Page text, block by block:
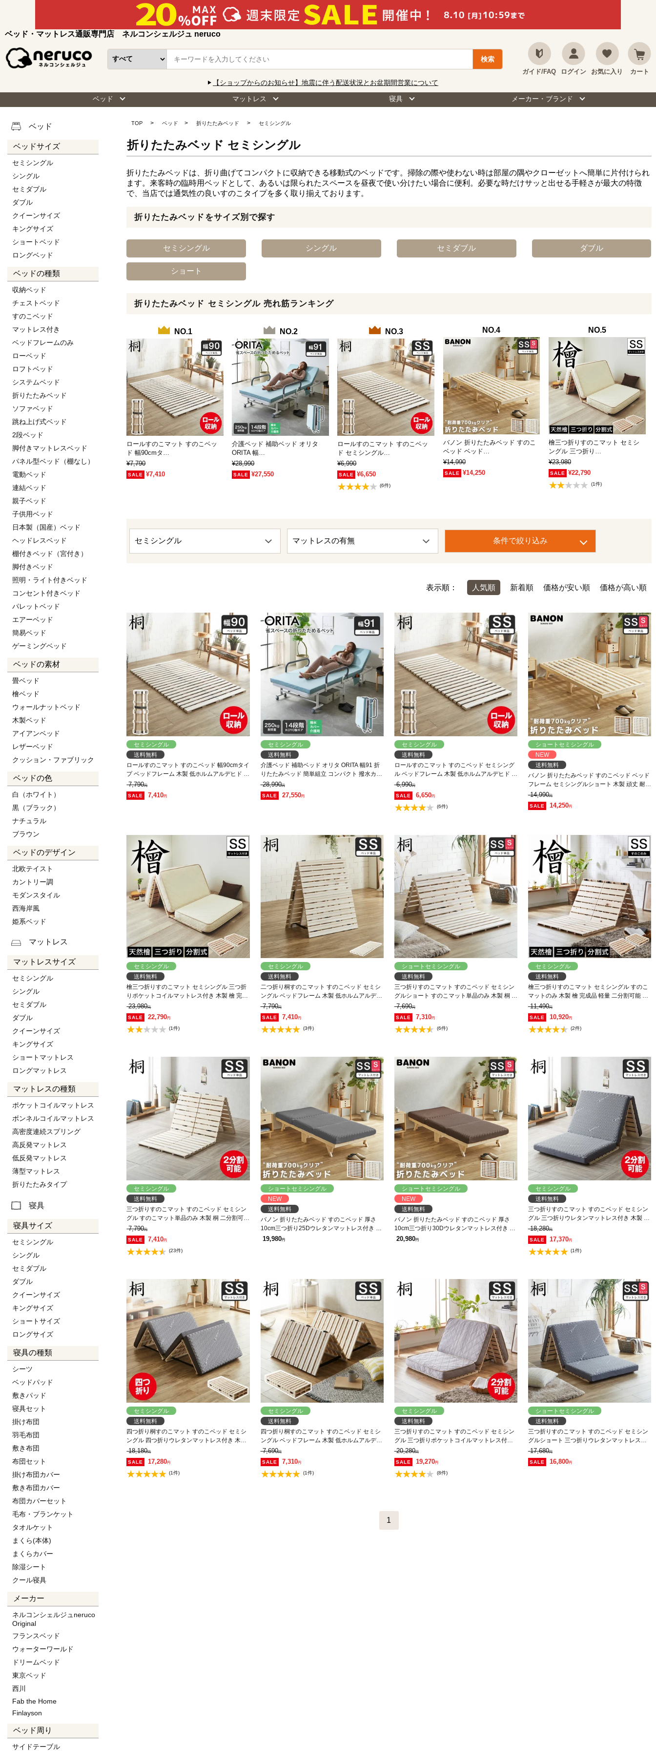
ベッド・マットレス通販専門店 ネルコンシェルジュ neruco
ガイド/FAQ ログイン お気に入り カート
【ショップからのお知らせ】地震に伴う配送状況とお盆期間営業について
ベッド マットレス 寝具 メーカー・ブランド
ベッド
ベッドサイズ
セミシングル
シングル
セミダブル
ダブル
クイーンサイズ
キングサイズ
ショートベッド
ロングベッド
ベッドの種類
収納ベッド
チェストベッド
すのこベッド
マットレス付き
ベッドフレームのみ
ローベッド
ロフトベッド
システムベッド
折りたたみベッド
ソファベッド
跳ね上げ式ベッド
2段ベッド
脚付きマットレスベッド
パネル型ベッド（棚なし）
電動ベッド
連結ベッド
親子ベッド
子供用ベッド
日本製（国産）ベッド
ヘッドレスベッド
棚付きベッド（宮付き）
脚付きベッド
照明・ライト付きベッド
コンセント付きベッド
パレットベッド
エアーベッド
簡易ベッド
ゲーミングベッド
ベッドの素材
畳ベッド
檜ベッド
ウォールナットベッド
木製ベッド
アイアンベッド
レザーベッド
クッション・ファブリック
ベッドの色
白（ホワイト）
黒（ブラック）
ナチュラル
ブラウン
ベッドのデザイン
北欧テイスト
カントリー調
モダンスタイル
西海岸風
姫系ベッド
マットレス
マットレスサイズ
セミシングル
シングル
セミダブル
ダブル
クイーンサイズ
キングサイズ
ショートマットレス
ロングマットレス
マットレスの種類
ポケットコイルマットレス
ボンネルコイルマットレス
高密度連続スプリング
高反発マットレス
低反発マットレス
薄型マットレス
折りたたみタイプ
寝具
寝具サイズ
セミシングル
シングル
セミダブル
ダブル
クイーンサイズ
キングサイズ
ショートサイズ
ロングサイズ
寝具の種類
シーツ
ベッドパッド
敷きパッド
寝具セット
掛け布団
羽毛布団
敷き布団
布団セット
掛け布団カバー
敷き布団カバー
布団カバーセット
毛布・ブランケット
タオルケット
まくら(本体)
まくらカバー
除湿シート
クール寝具
メーカー
ネルコンシェルジュneruco
Original
フランスベッド
ウォーターワールド
ドリームベッド
東京ベッド
西川
Fab the Home
Finlayson
ベッド周り
サイドテーブル
TOP ベッド 折りたたみベッド セミシングル
折りたたみベッド セミシングル
折りたたみベッドは、折り曲げてコンパクトに収納できる移動式のベッドです。掃除の際や使わない時は部屋の隅やクローゼットへ簡単に片付けられ
ます。来客時の臨時用ベッドとして、あるいは限られたスペースを昼夜で使い分けたい場合に便利。必要な時だけサッと出せる手軽さが最大の特徴
で、当店では通気性の良いすのこタイプを多く取り揃えております。
折りたたみベッドをサイズ別で探す
セミシングル シングル セミダブル ダブル
ショート
折りたたみベッド セミシングル 売れ筋ランキング
NO.1
ロールすのこマット すのこベッ
ド 幅90cmタ…
¥7,790
¥7,410
NO.2
介護ベッド 補助ベッド オリタ
ORITA 幅…
¥28,990
¥27,550
NO.3
ロールすのこマット すのこベッ
ド セミシングル…
¥6,990
¥6,650
(6件)
NO.4
バノン 折りたたみベッド すのこ
ベッド ベッド…
¥14,990
¥14,250
NO.5
檜三つ折りすのこマット セミシ
ングル 三つ折り…
¥23,980
¥22,790
(1件)
条件で絞り込み
表示順： 人気順 新着順 価格が安い順 価格が高い順
セミシングル
送料無料
ロールすのこマット すのこベッド 幅90cmタイ
プ ベッドフレーム 木製 低ホルムアルデヒド 軽
量 軽い コンパクト すのこマット 桐
7,790円
7,410円
セミシングル
送料無料
介護ベッド 補助ベッド オリタ ORITA 幅91 折
りたたみベッド 簡単組立 コンパクト 撥水カバ
ー 防汚 マットレス付 手すり付き キャスター付
サイドポケット付
28,990円
27,550円
セミシングル
送料無料
ロールすのこマット すのこベッド セミシング
ル ベッドフレーム 木製 低ホルムアルデヒド 軽
量 軽い コンパクト すのこマット 桐
6,990円
6,650円
(6件)
ショートセミシングル
NEW
送料無料
バノン 折りたたみベッド すのこベッド ベッド
フレーム セミシングルショート 木製 頑丈 耐荷
重700kgクリア 組み立てラクラク ヘッドレス
低ホルムアルデヒド
14,990円
14,250円
セミシングル
送料無料
檜三つ折りすのこマット セミシングル 三つ折
りポケットコイルマットレス付き 木製 檜 完成
品 軽量 二分割可能
23,980円
22,790円
(1件)
セミシングル
送料無料
二つ折り桐すのこマット すのこベッド セミシ
ングル ベッドフレーム 木製 低ホルムアルデヒ
ド 軽量 軽い コンパクト すのこマット 桐
7,790円
7,410円
(3件)
ショートセミシングル
送料無料
三つ折りすのこマット すのこベッド セミシン
グルショート すのこマット単品のみ 木製 桐 完
成品 低ホルムアルデヒド 布団が干せる
7,690円
7,310円
(6件)
セミシングル
送料無料
檜三つ折りすのこマット セミシングル すのこ
マットのみ 木製 檜 完成品 軽量 二分割可能 布
団が干せる コンパクト
11,490円
10,920円
(2件)
セミシングル
送料無料
三つ折りすのこマット すのこベッド セミシン
グル すのこマット単品のみ 木製 桐 二分割可能
完成品 低ホルムアルデヒド 布団が干せる
7,790円
7,410円
(23件)
ショートセミシングル
NEW
送料無料
バノン 折りたたみベッド すのこベッド 厚さ
10cm三つ折り25Dウレタンマットレス付き セ
ミシングルショート 木製 頑丈 耐荷重700kgク
19,980円
ショートセミシングル
NEW
送料無料
バノン 折りたたみベッド すのこベッド 厚さ
10cm三つ折り30Dウレタンマットレス付き セ
ミシングルショート 木製 頑丈 耐荷重700kgク
20,980円
セミシングル
送料無料
三つ折りすのこマット すのこベッド セミシン
グル 三つ折りウレタンマットレス付き 木製 桐
二分割可能 完成品 低ホルムアルデヒド 布団が
干せる
18,280円
17,370円
(1件)
セミシングル
送料無料
四つ折り桐すのこマット すのこベッド セミシ
ングル 四つ折りウレタンマットレス付き 木製
低ホルムアルデヒド 軽量 軽い コンパクト すの
こマット 桐
18,180円
17,280円
(1件)
セミシングル
送料無料
四つ折り桐すのこマット すのこベッド セミシ
ングル ベッドフレーム 木製 低ホルムアルデヒ
ド 軽量 軽い コンパクト すのこマット 桐
7,690円
7,310円
(1件)
セミシングル
送料無料
三つ折りすのこマット すのこベッド セミシン
グル 三つ折りポケットコイルマットレス付き
木製 桐 二分割可能 完成品 低ホルムアルデヒド
布団が干せる
20,280円
19,270円
(8件)
ショートセミシングル
送料無料
三つ折りすのこマット すのこベッド セミシン
グルショート 三つ折りウレタンマットレス付
き 木製 桐 完成品 低ホルムアルデヒド 布団が
干せる
17,680円
16,800円
1